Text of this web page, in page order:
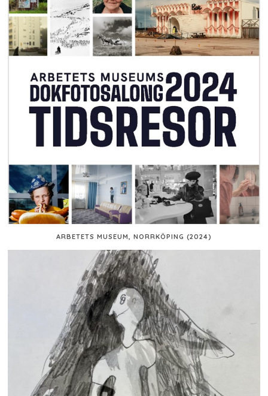
ARBETETS MUSEUM, NORRKÖPING (2024)